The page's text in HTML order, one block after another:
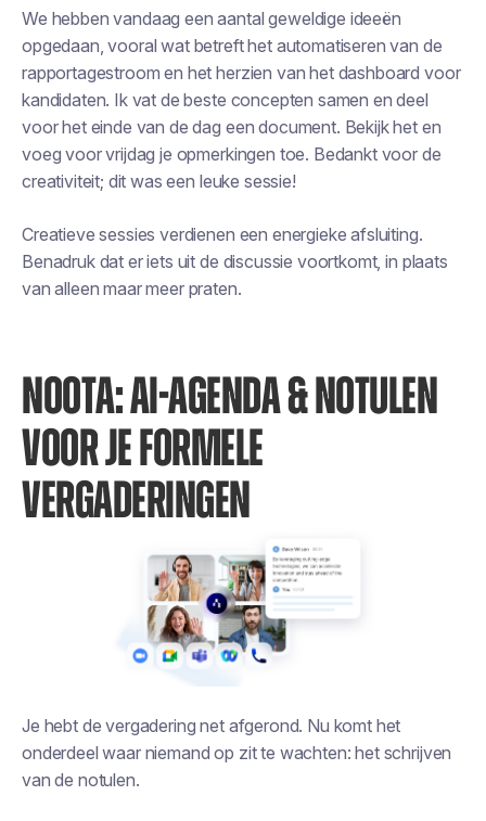
We hebben vandaag een aantal geweldige ideeën
opgedaan, vooral wat betreft het automatiseren van de
rapportagestroom en het herzien van het dashboard voor
kandidaten. Ik vat de beste concepten samen en deel
voor het einde van de dag een document. Bekijk het en
voeg voor vrijdag je opmerkingen toe. Bedankt voor de
creativiteit; dit was een leuke sessie!
Creatieve sessies verdienen een energieke afsluiting.
Benadruk dat er iets uit de discussie voortkomt, in plaats
van alleen maar meer praten.
NOOTA: AI-AGENDA & NOTULEN
VOOR JE FORMELE
VERGADERINGEN
Je hebt de vergadering net afgerond. Nu komt het
onderdeel waar niemand op zit te wachten: het schrijven
van de notulen.